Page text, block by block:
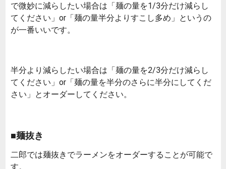
で微妙に減らしたい場合は「麺の量を1/3分だけ減らし
てください」or「麺の量半分よりすこし多め」というの
が一番いいです。
半分より減らしたい場合は「麺の量を2/3分だけ減らし
てください」or「麺の量を半分のさらに半分にしてくだ
さい」とオーダーしてください。
■麺抜き
二郎では麺抜きでラーメンをオーダーすることが可能で
す。